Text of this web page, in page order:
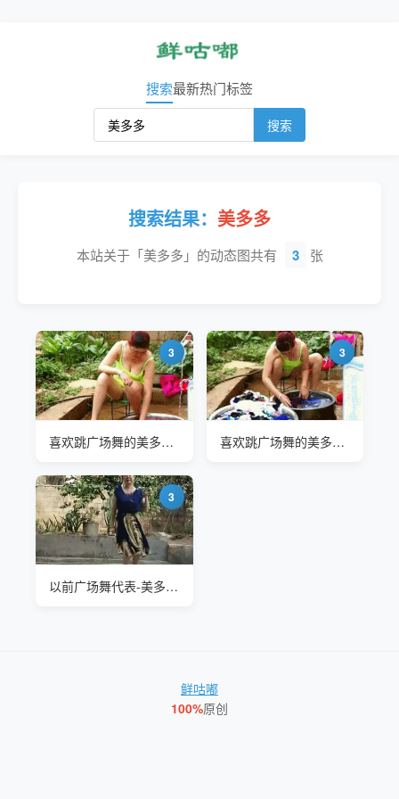
搜索最新热门标签
搜索
搜索结果： 美多多
本站关于「美多多」的动态图共有 3 张
3
喜欢跳广场舞的美多多阿姨
3
喜欢跳广场舞的美多多阿姨
3
以前广场舞代表-美多多阿姨
鲜咕嘟
100%原创